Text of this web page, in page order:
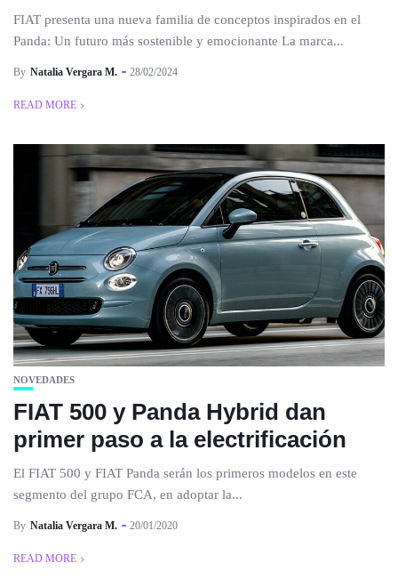
FIAT presenta una nueva familia de conceptos inspirados en el
Panda: Un futuro más sostenible y emocionante La marca...
By Natalia Vergara M. 28/02/2024
READ MORE
NOVEDADES
FIAT 500 y Panda Hybrid dan
primer paso a la electrificación
El FIAT 500 y FIAT Panda serán los primeros modelos en este
segmento del grupo FCA, en adoptar la...
By Natalia Vergara M. 20/01/2020
READ MORE